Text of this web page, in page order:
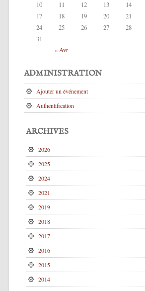
« Avr
10
11 12 13 14
17
18 19 20 21
24
25 26 27 28
31
ADMINISTRATION
Ajouter un événement
Authentification
ARCHIVES
2026
2025
2024
2021
2019
2018
2017
2016
2015
2014